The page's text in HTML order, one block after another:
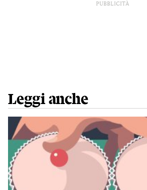
PUBBLICITÀ
Leggi anche